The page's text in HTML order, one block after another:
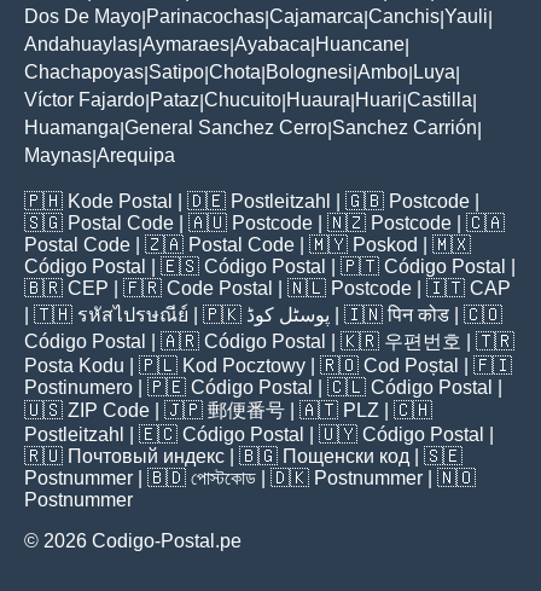
Dos De Mayo Parinacochas Cajamarca Canchis Yauli
Andahuaylas Aymaraes Ayabaca Huancane
Chachapoyas Satipo Chota Bolognesi Ambo Luya
Víctor Fajardo Pataz Chucuito Huaura Huari Castilla
Huamanga General Sanchez Cerro Sanchez Carrión
Maynas Arequipa
🇵🇭 Kode Postal | 🇩🇪 Postleitzahl | 🇬🇧 Postcode
🇸🇬 Postal Code | 🇦🇺 Postcode | 🇳🇿 Postcode | 🇨🇦
Postal Code | 🇿🇦 Postal Code | 🇲🇾 Poskod
| 🇲🇽
Código Postal
| 🇪🇸 Código Postal | 🇵🇹 Código Postal
🇧🇷 CEP | 🇫🇷 Code Postal | 🇳🇱 Postcode | 🇮🇹 CAP
| 🇹🇭 รหัสไปรษณีย์ | 🇵🇰 پوسٹل کوڈ | 🇮🇳पिन कोड | 🇨🇴
Código Postal
| 🇦🇷 Código Postal | 🇰🇷 우편번호
| 🇹🇷
Posta Kodu | 🇵🇱 Kod Pocztowy | 🇷🇴 Cod Poștal
| 🇫🇮
Postinumero | 🇵🇪 Código Postal | 🇨🇱 Código Postal
🇺🇸 ZIP Code | 🇯🇵 郵便番号 | 🇦🇹 PLZ | 🇨🇭
Postleitzahl
| 🇪🇨 Código Postal | 🇺🇾 Código Postal
🇷🇺 Почтовый индекс | 🇧🇬 Пощенски код | 🇸🇪
Postnummer | 🇧🇩 পোস্টকোড | 🇩🇰 Postnummer | 🇳🇴
Postnummer
© 2026 Codigo-Postal.pe